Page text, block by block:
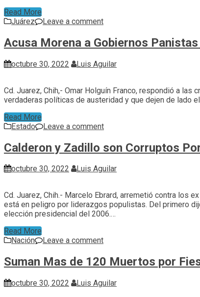
Read More
Juárez
Leave a comment
Acusa Morena a Gobiernos
octubre 30, 2022 Luis Aguilar
Cd. Juarez, Chih,- Omar Holguín Franco, respondió a
verdaderas políticas de austeridad y que dejen de lado
Read More
Estado
Leave a comment
Calderon y Zadillo son Corruptos
octubre 30, 2022 Luis Aguilar
Cd. Juarez, Chih.- Marcelo Ebrard, arremetió contra los
está en peligro por liderazgos populistas. Del primero
elección presidencial del 2006.…
Read More
Nación
Leave a comment
Suman Mas de 120 Muertos por
octubre 30, 2022 Luis Aguilar